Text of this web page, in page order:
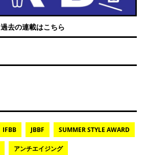
過去の連載はこちら
IFBB JBBF SUMMER STYLE AWARD
アンチエイジング